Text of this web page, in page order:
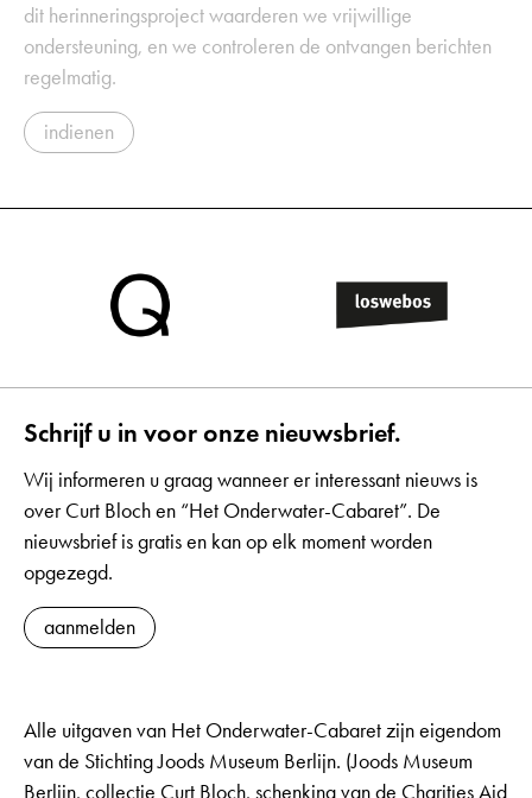
dit herinneringsproject waarderen we vrijwillige
ondersteuning, en we controleren de ontvangen berichten
regelmatig.
indienen
Schrijf u in voor onze nieuwsbrief.
Wij informeren u graag wanneer er interessant nieuws is
over Curt Bloch en “Het Onderwater-Cabaret”. De
nieuwsbrief is gratis en kan op elk moment worden
opgezegd.
aanmelden
Alle uitgaven van Het Onderwater-Cabaret zijn eigendom
van de Stichting Joods Museum Berlijn. (Joods Museum
Berlijn, collectie Curt Bloch, schenking van de Charities Aid